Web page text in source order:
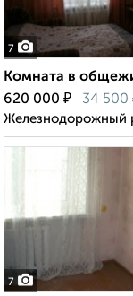
7
Комната в
620 000 ₽ 34 500
Железнодорожный
7